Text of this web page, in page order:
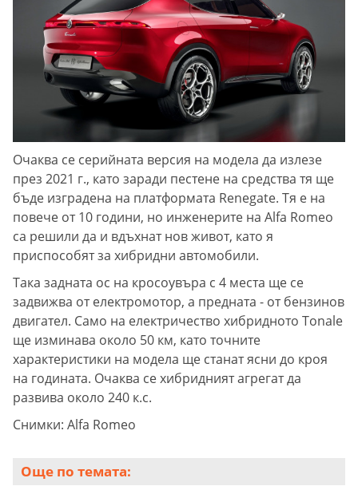
Очаква се серийната версия на модела да излезе
през 2021 г., като заради пестене на средства тя ще
бъде изградена на платформата Renegate. Тя е на
повече от 10 години, но инженерите на Alfa Romeo
са решили да и вдъхнат нов живот, като я
приспособят за хибридни автомобили.
Така задната ос на кросоувъра с 4 места ще се
задвижва от електромотор, а предната - от бензинов
двигател. Само на електричество хибридното Tonale
ще изминава около 50 км, като точните
характеристики на модела ще станат ясни до кроя
на годината. Очаква се хибридният агрегат да
развива около 240 к.с.
Снимки: Alfa Romeo
Още по темата: